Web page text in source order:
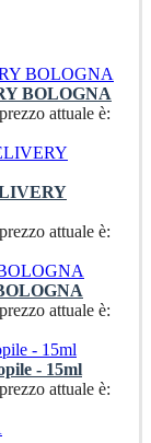
BOLOGNA
attuale è:
attuale è:
attuale è:
- 15ml
attuale è: